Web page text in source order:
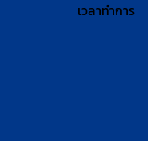
เวลาทำการ